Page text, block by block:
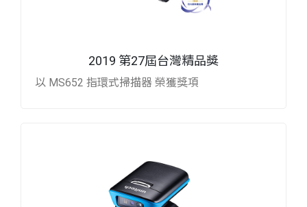
2019 第27屆台灣精品獎
以 MS652 指環式掃描器 榮獲獎項